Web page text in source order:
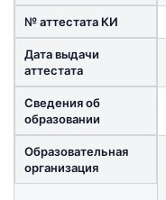
№ аттестата КИ
Дата выдачи
аттестата
Сведения об
образовании
Образовательная
организация